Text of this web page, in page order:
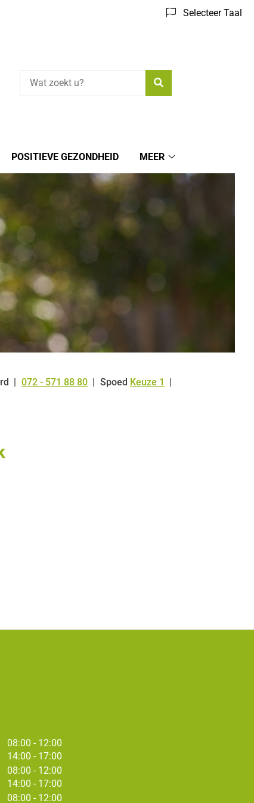
Selecteer Taal
POSITIEVE GEZONDHEID
MEER
submenu
Tel:
072 - 571 88 80 Spoed Keuze 1
08:00 tot
- 12:00
14:00 tot
- 17:00
08:00 tot
- 12:00
14:00 tot
- 17:00
08:00 - 12:00